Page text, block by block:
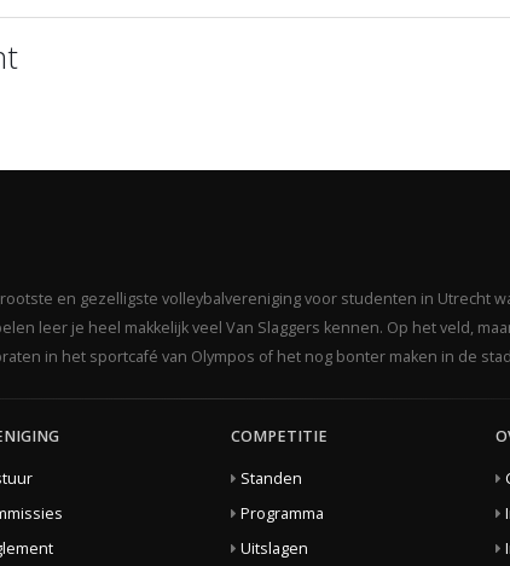
en gezelligste volleybalvereniging voor studenten in Utrecht
leer je heel makkelijk veel Van Slaggers kennen. Op het veld,
in het sportcafé van Olympos of het nog bonter maken in de
COMPETITIE
Standen
Programma
Uitslagen